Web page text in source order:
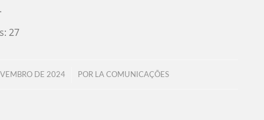
27
DE 2024
/ POR LA COMUNICAÇÕES